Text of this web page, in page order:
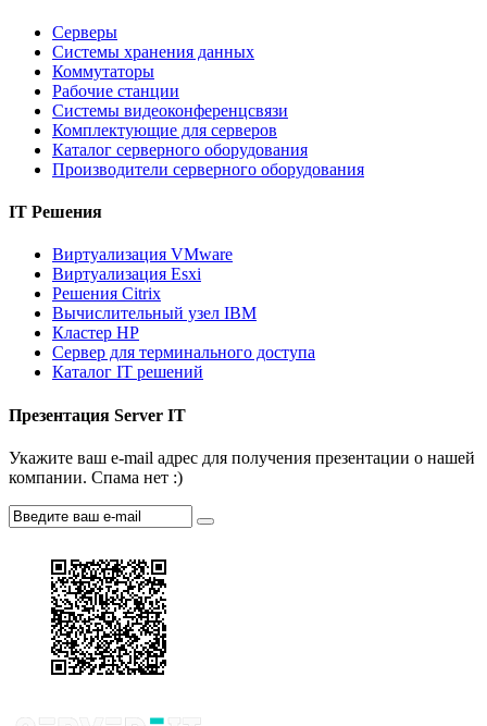
Серверы
Системы хранения данных
Коммутаторы
Рабочие станции
Системы видеоконференцсвязи
Комплектующие для серверов
Каталог серверного оборудования
Производители серверного оборудования
IT Решения
Виртуализация VMware
Виртуализация Esxi
Решения Citrix
Вычислительный узел IBM
Кластер HP
Сервер для терминального доступа
Каталог IT решений
Презентация Server IT
Укажите ваш e-mail адрес для получения презентации о нашей
компании. Спама нет :)